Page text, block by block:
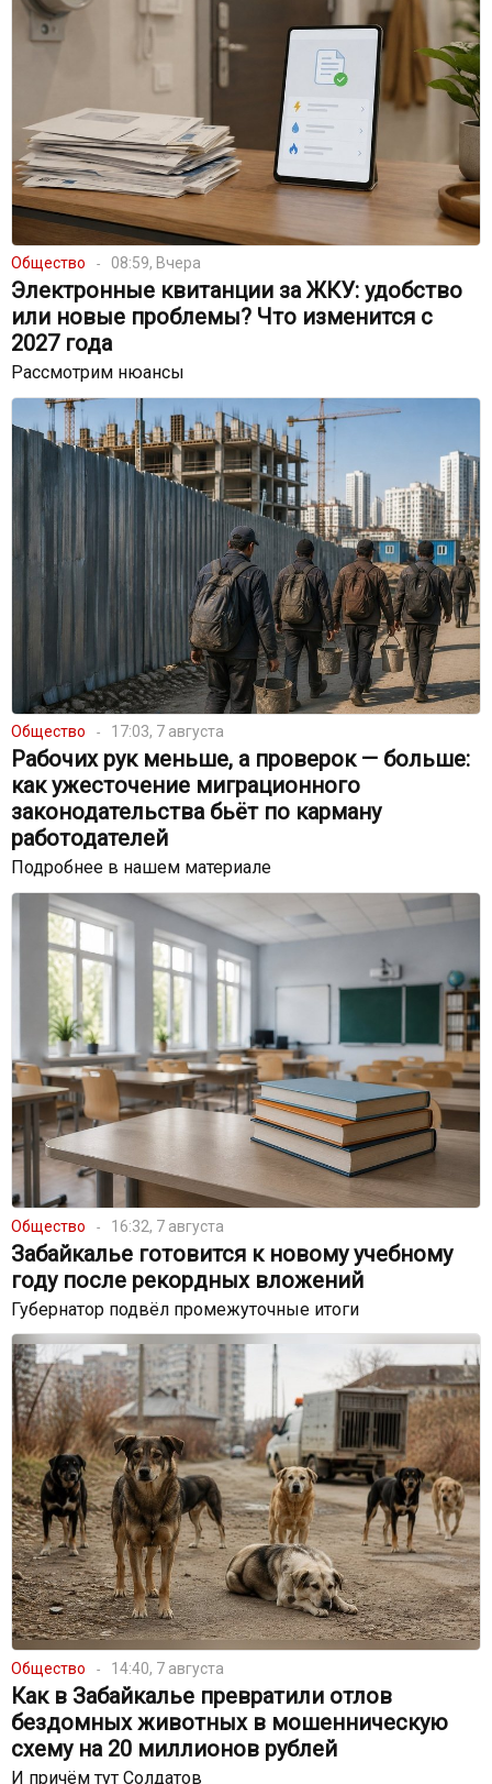
Общество 08:59, Вчера
Электронные квитанции за ЖКУ: удобство
или новые проблемы? Что изменится с
2027 года
Рассмотрим нюансы
Общество 17:03, 7 августа
Рабочих рук меньше, а проверок — больше:
как ужесточение миграционного
законодательства бьёт по карману
работодателей
Подробнее в нашем материале
Общество 16:32, 7 августа
Забайкалье готовится к новому учебному
году после рекордных вложений
Губернатор подвёл промежуточные итоги
Общество 14:40, 7 августа
Как в Забайкалье превратили отлов
бездомных животных в мошенническую
схему на 20 миллионов рублей
И причём тут Солдатов